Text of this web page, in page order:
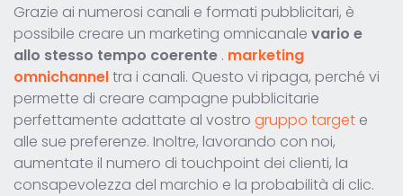
Grazie ai numerosi canali e formati pubblicitari, è
possibile creare un marketing omnicanale vario e
allo stesso tempo coerente . marketing
omnichanneltra i canali. Questo vi ripaga, perché vi
permette di creare campagne pubblicitarie
perfettamente adattate al vostro gruppo target e
alle sue preferenze. Inoltre, lavorando con noi,
aumentate il numero di touchpoint dei clienti, la
consapevolezza del marchio e la probabilità di clic.